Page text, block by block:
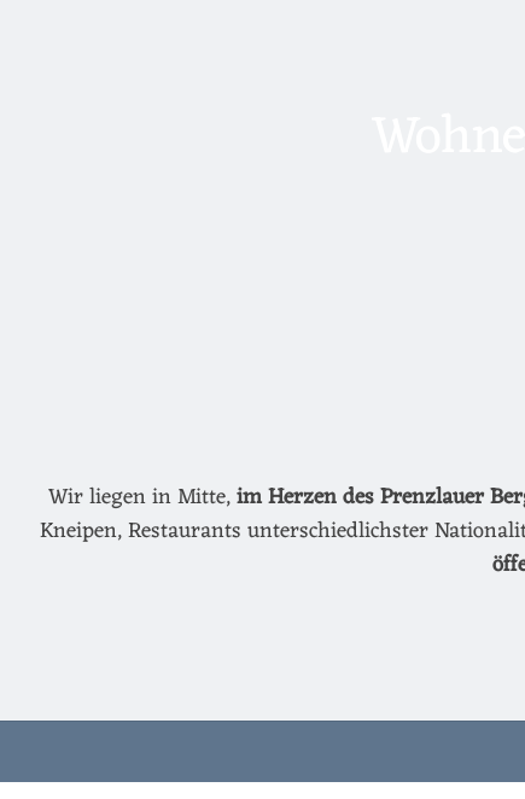
Wir liegen in Mitte,im Herzen des Prenzlauer
Kneipen, Restaurants unterschiedlichster